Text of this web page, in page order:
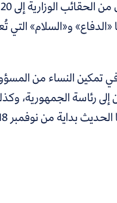
و«السلام» التي
تمكين النساء من
رئاسة الجمهورية،
بداية من نوفمبر 2018.